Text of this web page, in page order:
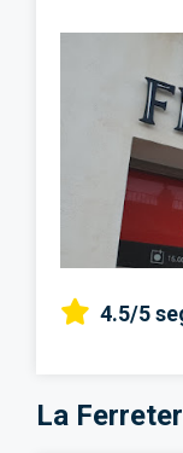
4.5/5
La